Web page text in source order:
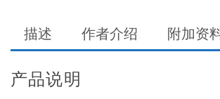
描述 作者介绍 附加资
产品说明